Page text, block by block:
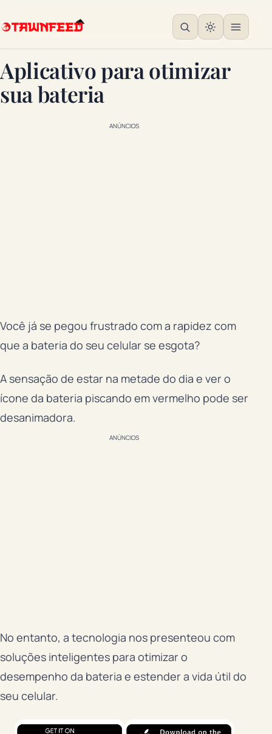
Aplicativo para otimizar
sua bateria
ANÚNCIOS
Você já se pegou frustrado com a rapidez com
que a bateria do seu celular se esgota?
A sensação de estar na metade do dia e ver o
ícone da bateria piscando em vermelho pode ser
desanimadora.
ANÚNCIOS
No entanto, a tecnologia nos presenteou com
soluções inteligentes para otimizar o
desempenho da bateria e estender a vida útil do
seu celular.